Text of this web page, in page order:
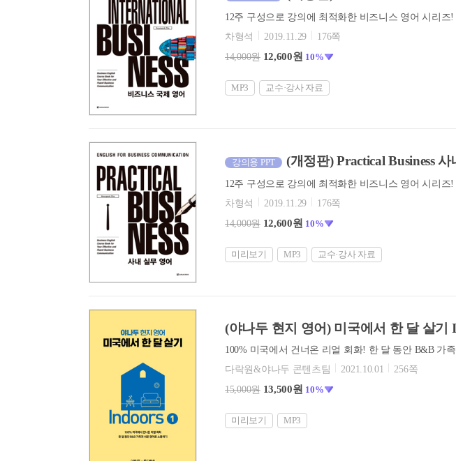
차형석
2019.11.29
176쪽
14,000원 12,600원 10%
MP3 교수·강사 자료
강의용 PPT (개정판) Practical Business 사
차형석
2019.11.29
176쪽
14,000원 12,600원 10%
미리보기 MP3 교수·강사 자료
(야나두 현지 영어) 미국에서 한 달 살기
다락원&야나두 콘텐츠팀
2021.10.01
256쪽
15,000원 13,500원 10%
미리보기 MP3